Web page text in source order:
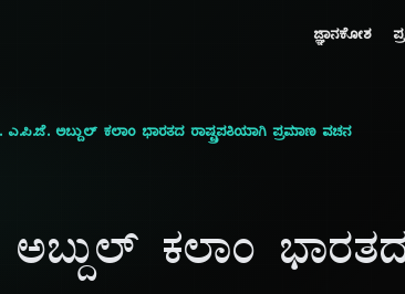
ಜ್ಞಾನಕೋಶ
ಎ.ಪಿ.ಜೆ. ಅಬ್ದುಲ್ ಕಲಾಂ ಭಾರತದ ರಾಷ್ಟ್ರಪತಿಯಾಗಿ ಪ್ರಮಾಣ ವಚನ
ಕಲಾಂ ಭಾರತದ